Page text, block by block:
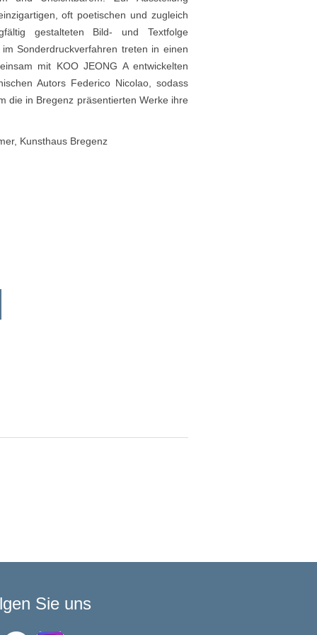
oft poetischen und zugleich
gestalteten Bild- und Textfolge
Sonderdruckverfahren treten in einen
mit KOO JEONG A entwickelten
Autors Federico Nicolao, sodass
die in Bregenz präsentierten Werke ihre
Kunsthaus Bregenz
Sie uns